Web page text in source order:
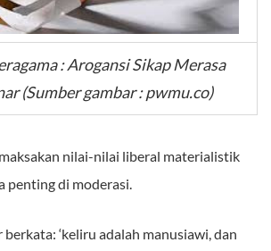
: Arogansi Sikap Merasa
(Sumber gambar : pwmu.co)
nilai-nilai liberal materialistik
penting di moderasi.
‘keliru adalah manusiawi, dan